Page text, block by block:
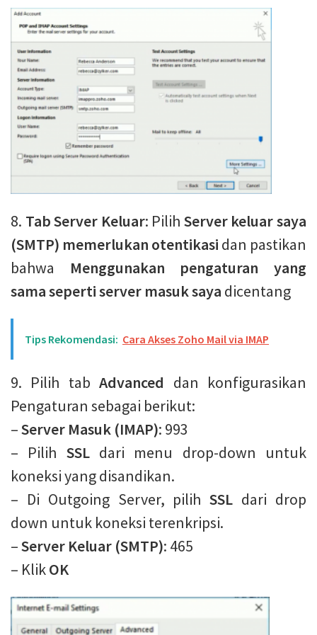
8. Tab Server Keluar: Pilih Server keluar saya
(SMTP) memerlukan otentikasi dan pastikan
bahwa Menggunakan pengaturan yang
sama seperti server masuk saya dicentang
Tips Rekomendasi: Cara Akses Zoho Mail via IMAP
9. Pilih tabAdvanced dan konfigurasikan
Pengaturan sebagai berikut:
–Server Masuk (IMAP): 993
– Pilih SSLdari menu drop-down untuk
koneksi yang disandikan.
– Di Outgoing Server, pilihSSL dari drop
down untuk koneksi terenkripsi.
–Server Keluar (SMTP): 465
– KlikOK